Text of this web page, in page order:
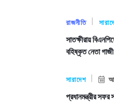
রাজনীতি
সাতক্ষীরায়
বহিষ্কৃত নেতা
সারাদেশ
প্রধানমন্ত্রীর